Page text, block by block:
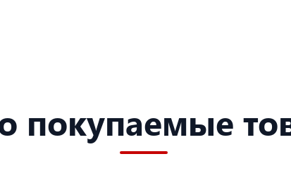
покупаемые